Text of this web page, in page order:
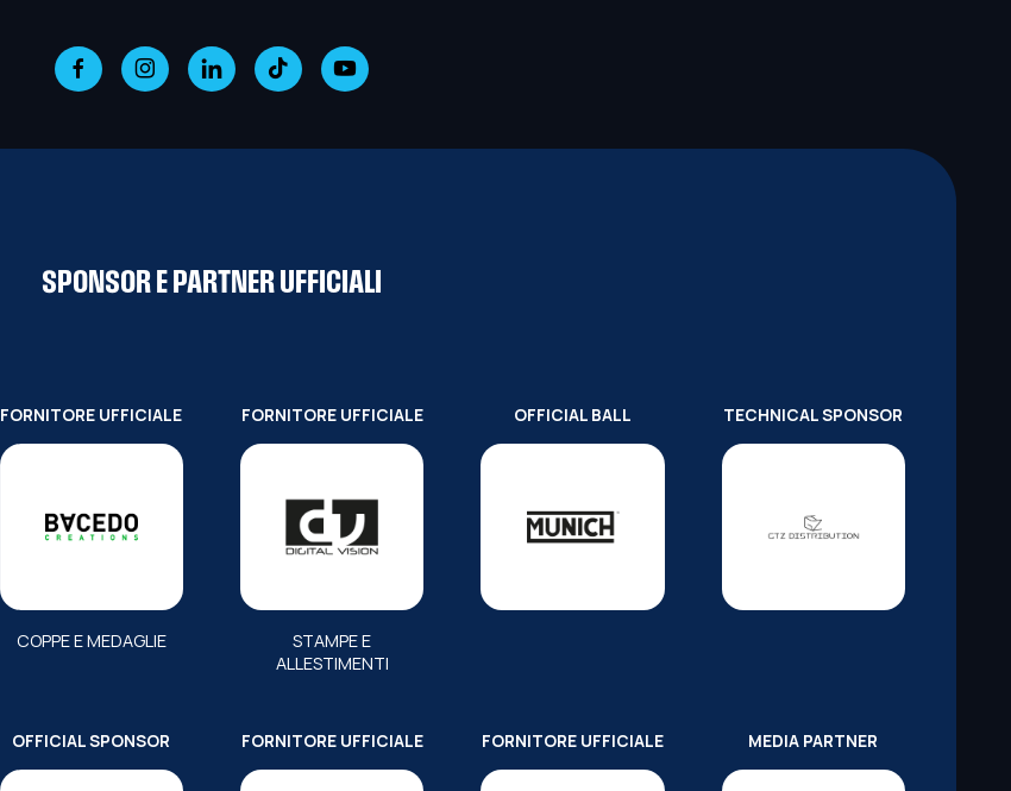
SPONSOR E PARTNER UFFICIALI
FORNITORE UFFICIALE
COPPE E MEDAGLIE
FORNITORE UFFICIALE
STAMPE E
ALLESTIMENTI
OFFICIAL BALL TECHNICAL SPONSOR
OFFICIAL SPONSOR FORNITORE UFFICIALE FORNITORE UFFICIALE MEDIA PARTNER